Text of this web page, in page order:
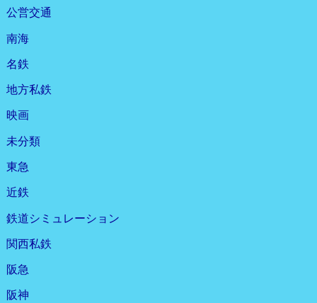
公営交通
南海
名鉄
地方私鉄
映画
未分類
東急
近鉄
鉄道シミュレーション
関西私鉄
阪急
阪神